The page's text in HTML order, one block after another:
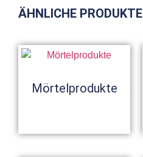
ÄHNLICHE PRODUKTE
Mörtelprodukte